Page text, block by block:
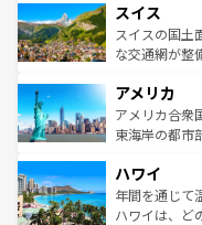
れる地方に足
を参照してほ
は、お酒好きな人
ドイツ情報は
リアごとに異
ティー、ビー
戦など、本場
ンツ一覧を参
スイス
スイスの国土
な交通網が整
の建物がその
博物館もあり
ことができる
ば市内交通費無
着のスイス情
アメリカ
アメリカ合衆
東海岸の都市
のような巨大
ンメントが詰
西部には大自
ハワイ
年間を通じて
ハワイは、ど